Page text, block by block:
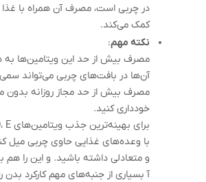
در چربی است، مصرف آن همراه با
کمک می‌کند.
نکته مهم:
مصرف بیش از حد این ویتامین‌ها به
آن‌ها در بافت‌های چربی می‌تواند سمی
مصرف بیش از حد مجاز روزانه
خودداری کنید.
با وعده‌های غذایی حاوی چربی میل
و متعادلی داشته باشید. و این را هم
آ بسیاری از جنبه‌های مهم کارکرد بدن